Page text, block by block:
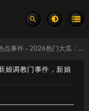
点事件 > 2026热门大瓜：三观尽毁：山东济南新娘调教门事件，新娘结婚前放纵被调教曝光 真实事件汇总
娘调教门事件，新娘